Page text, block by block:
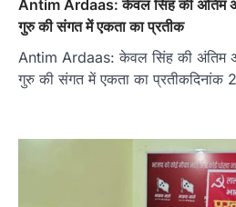
Antim Ardaas: केवल सिंह की अंतिम
गुरु की संगत में एकता का प्रतीक
Antim Ardaas: केवल सिंह की अंतिम
गुरु की संगत में एकता का प्रतीकदिनांक